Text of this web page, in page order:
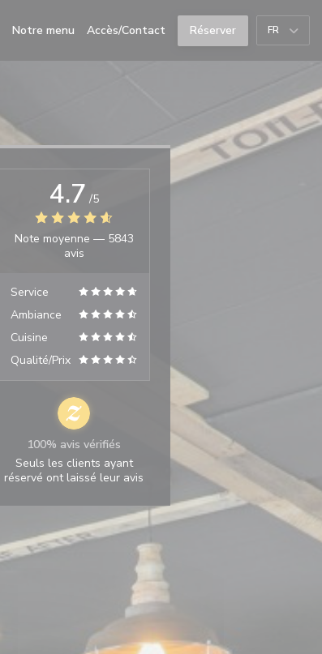
((ouvre une nouvelle fenêtre))
Notre menu ((ouvre une nouvelle fenêtre))
Accès/Contact Réserver FR
4.7 /5
Note moyenne — 5843
avis
Service
Ambiance
Cuisine
Qualité/Prix
100% avis vérifiés
Seuls les clients ayant
réservé ont laissé leur avis